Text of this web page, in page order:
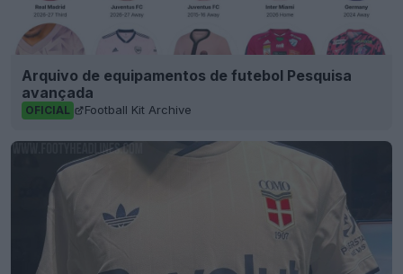
Arquivo de equipamentos de futebol Pesquisa
avançada
OFICIAL Football Kit Archive